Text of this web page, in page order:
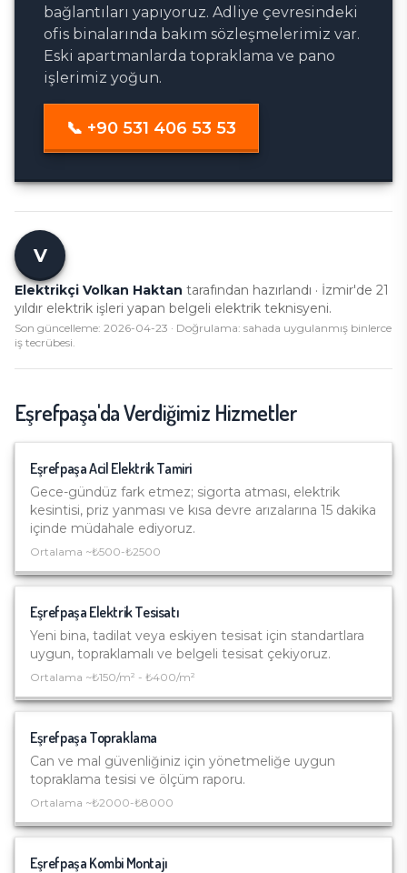
bağlantıları yapıyoruz. Adliye çevresindeki
ofis binalarında bakım sözleşmelerimiz var.
Eski apartmanlarda topraklama ve pano
işlerimiz yoğun.
📞 +90 531 406 53 53
V
Elektrikçi Volkan Haktan tarafından hazırlandı · İzmir'de 21
yıldır elektrik işleri yapan belgeli elektrik teknisyeni.
Son güncelleme: 2026-04-23 · Doğrulama: sahada uygulanmış binlerce
iş tecrübesi.
Eşrefpaşa'da Verdiğimiz Hizmetler
EşrefpaşaAcil Elektrik Tamiri
Gece-gündüz fark etmez; sigorta atması, elektrik
kesintisi, priz yanması ve kısa devre arızalarına 15 dakika
içinde müdahale ediyoruz.
Ortalama ~₺500-₺2500
Eşrefpaşa Elektrik Tesisatı
Yeni bina, tadilat veya eskiyen tesisat için standartlara
uygun, topraklamalı ve belgeli tesisat çekiyoruz.
Ortalama ~₺150/m² - ₺400/m²
Eşrefpaşa Topraklama
Can ve mal güvenliğiniz için yönetmeliğe uygun
topraklama tesisi ve ölçüm raporu.
Ortalama ~₺2000-₺8000
Eşrefpaşa Kombi Montajı